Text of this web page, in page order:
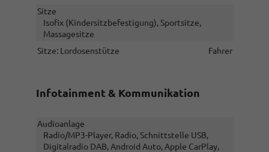
Sitze
Isofix (Kindersitzbefestigung), Sportsitze,
Massagesitze
Sitze: Lordosenstütze
Fahrer
Infotainment & Kommunikation
Audioanlage
Radio/MP3-Player, Radio, Schnittstelle USB,
Digitalradio DAB, Android Auto, Apple CarPlay,